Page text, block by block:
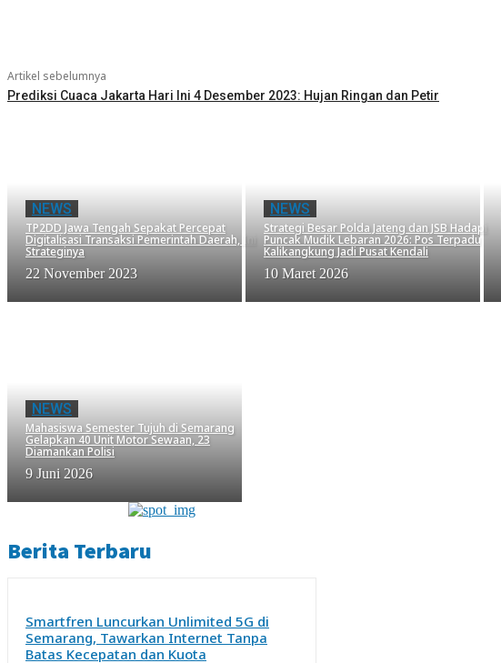
Artikel sebelumnya
Prediksi Cuaca Jakarta Hari Ini 4 Desember 2023: Hujan Ringan dan Petir
NEWS
TP2DD Jawa Tengah Sepakat Percepat
Digitalisasi Transaksi Pemerintah Daerah, Ini
Strateginya
22 November 2023
NEWS
Strategi Besar Polda Jateng dan JSB Hadapi
Puncak Mudik Lebaran 2026: Pos Terpadu
Kalikangkung Jadi Pusat Kendali
10 Maret 2026
NEWS
Mahasiswa Semester Tujuh di Semarang
Gelapkan 40 Unit Motor Sewaan, 23
Diamankan Polisi
9 Juni 2026
Berita Terbaru
Smartfren Luncurkan Unlimited 5G di
Semarang, Tawarkan Internet Tanpa
Batas Kecepatan dan Kuota